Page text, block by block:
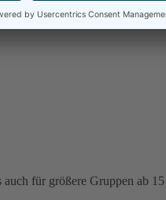
für größere Gruppen ab